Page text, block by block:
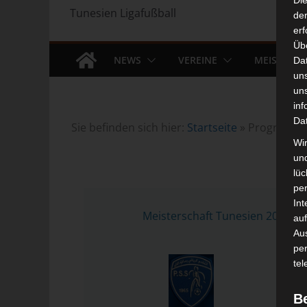
Tunesien Ligafußball
NEWS VEREINE
Sie befinden sich hier: Startseite » Progrès
Meisterschaft Tunesien 2025/